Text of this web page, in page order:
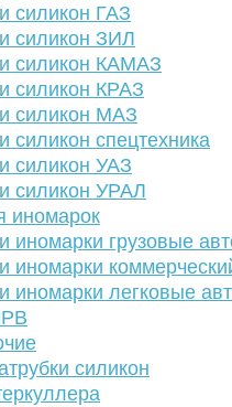
силикон ГАЗ
силикон ЗИЛ
силикон КАМАЗ
силикон КРАЗ
силикон МАЗ
силикон спецтехника
силикон УАЗ
силикон УРАЛ
иномарок
иномарки грузовые
иномарки
иномарки легковые
силикон